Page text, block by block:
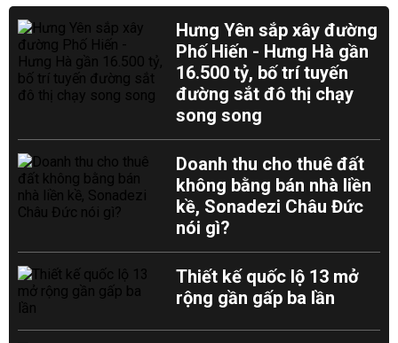
Hưng Yên sắp xây đường
Phố Hiến - Hưng Hà gần
16.500 tỷ, bố trí tuyến
đường sắt đô thị chạy
song song
Doanh thu cho thuê đất
không bằng bán nhà liền
kề, Sonadezi Châu Đức
nói gì?
Thiết kế quốc lộ 13 mở
rộng gần gấp ba lần